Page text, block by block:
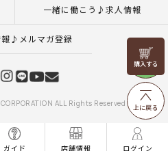
ガイド 店舗情報 ログイン
リリヤン
フェア
上に戻る
一緒に働こう♪求人情報
報♪メルマガ登録
ALL Rights Reserved